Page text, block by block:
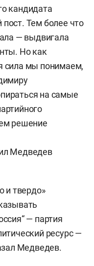
кандидата
Тем более что
— выдвигала
Но как
сила мы понимаем,
на самые
решение
Медведев
и твердо»
— партия
ресурс —
Медведев.